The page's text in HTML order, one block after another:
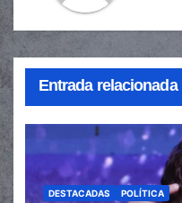
Entrada relacionada
DESTACADAS POLÍTICA